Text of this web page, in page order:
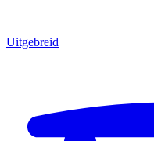
Uitgebreid